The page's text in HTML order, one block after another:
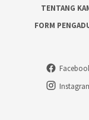
TENTANG
FORM